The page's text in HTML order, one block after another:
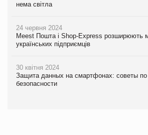
нема світла
24 червня 2024
Meest Пошта і Shop-Express розширюють
українських підприємців
30 квітня 2024
Защита данных на смартфонах: советы
безопасности